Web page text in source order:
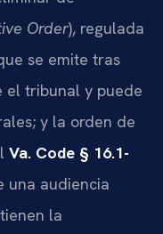
Order), regulada
se emite tras
el tribunal y puede
y la orden de
Va. Code § 16.1-
una audiencia
la